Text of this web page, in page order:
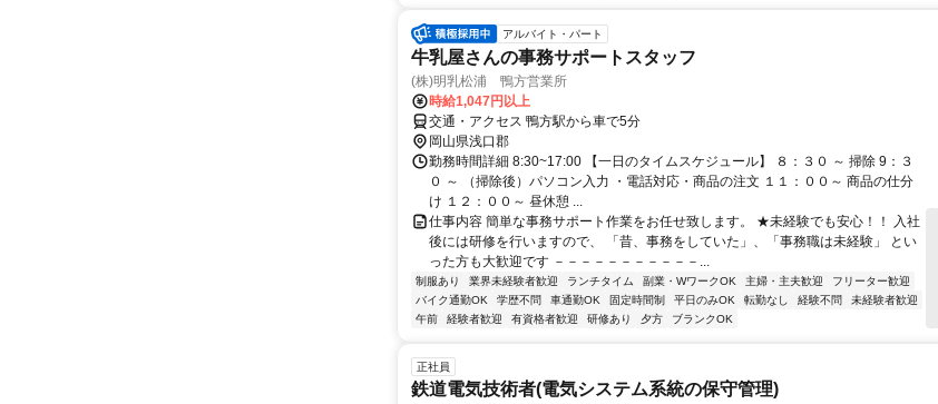
アルバイト・パート
牛乳屋さんの事務サポートスタッフ
(株)明乳松浦 鴨方営業所
時給1,047円以上
交通・アクセス 鴨方駅から車で5分
岡山県浅口郡
勤務時間詳細 8:30~17:00 【一日のタイムスケジュール】 ８：３０ ～ 掃除 9：３
０ ～ （掃除後）パソコン入力 ・電話対応・商品の注文 １１：００～ 商品の仕分
け １２：００～ 昼休憩 ...
仕事内容 簡単な事務サポート作業をお任せ致します。 ★未経験でも安心！！ 入社
後には研修を行いますので、 「昔、事務をしていた」、「事務職は未経験」 とい
った方も大歓迎です －－－－－－－－－－－...
制服あり 業界未経験者歓迎 ランチタイム 副業・WワークOK 主婦・主夫歓迎
フリーター歓迎
バイク通勤OK
学歴不問 車通勤OK 固定時間制 平日のみOK 転勤なし 経験不問
未経験者歓迎
午前
経験者歓迎 有資格者歓迎 研修あり 夕方 ブランクOK
正社員
鉄道電気技術者(電気システム系統の保守管理)